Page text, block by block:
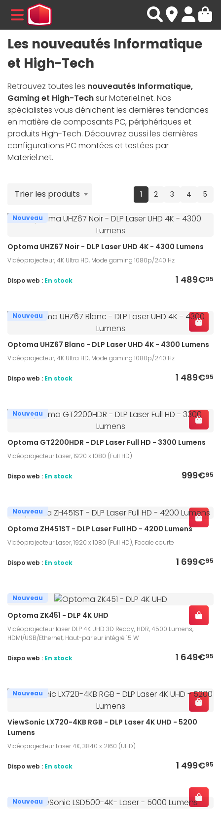
MENU
Les nouveautés Informatique
et High-Tech
Retrouvez toutes les nouveautés Informatique,
Gaming et High-Techsur Materiel.net. Nos
spécialistes vous dénichent les dernières tendances
en matière de composants PC, périphériques et
produits High-Tech. Découvrez aussi les dernières
configurations PC montées et testées par
Materiel.net.
1(current)
2 3 4 5
Trier les produits
Nouveau
Optoma UHZ67 Noir - DLP Laser UHD 4K - 4300 Lumens
Vidéoprojecteur, 4K Ultra HD, Mode gaming 1080p/240 Hz
1 489€95
Dispo web : En stock
Nouveau
Optoma UHZ67 Blanc - DLP Laser UHD 4K - 4300 Lumens
Vidéoprojecteur, 4K Ultra HD, Mode gaming 1080p/240 Hz
1 489€95
Dispo web : En stock
Nouveau
Optoma GT2200HDR - DLP Laser Full HD - 3300 Lumens
Vidéoprojecteur Laser, 1920 x 1080 (Full HD)
999€95
Dispo web : En stock
Nouveau
Optoma ZH451ST - DLP Laser Full HD - 4200 Lumens
Vidéoprojecteur Laser, 1920 x 1080 (Full HD), Focale courte
1 699€95
Dispo web : En stock
Nouveau
Optoma ZK451 - DLP 4K UHD
Vidéoprojecteur laser DLP 4K UHD 3D Ready, HDR, 4500 Lumens,
HDMI/USB/Ethernet, Haut-parleur intégré 15 W
1 649€95
Dispo web : En stock
Nouveau
ViewSonic LX720-4KB RGB - DLP Laser 4K UHD - 5200
Lumens
Vidéoprojecteur Laser 4K, 3840 x 2160 (UHD)
1 499€95
Dispo web : En stock
Nouveau